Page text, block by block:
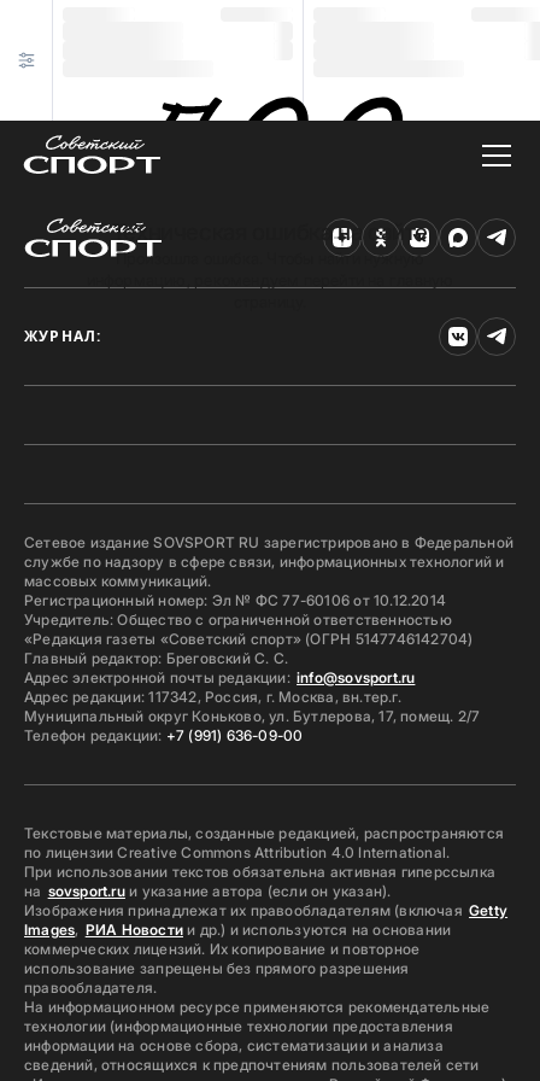
Техническая ошибка на сайте
Произошла ошибка. Чтобы найти нужную
ЖУРНАЛ:
Сетевое издание SOVSPORT RU зарегистрировано в Федеральной
службе по надзору в сфере связи, информационных технологий и
массовых коммуникаций.
Регистрационный номер: Эл № ФС 77-60106 от 10.12.2014
Учредитель: Общество с ограниченной ответственностью
«Редакция газеты «Советский спорт» (ОГРН 5147746142704)
Главный редактор: Бреговский С. С.
Адрес электронной почты редакции: info@sovsport.ru
Адрес редакции: 117342, Россия, г. Москва, вн.тер.г.
Муниципальный округ Коньково, ул. Бутлерова, 17, помещ. 2/7
Телефон редакции: +7 (991) 636-09-00
Текстовые материалы, созданные редакцией, распространяются
по лицензии Creative Commons Attribution 4.0 International.
При использовании текстов обязательна активная гиперссылка
на sovsport.ruи указание автора (если он указан).
Изображения принадлежат их правообладателям (включая Getty
Images, РИА Новостии др.) и используются на основании
коммерческих лицензий. Их копирование и повторное
использование запрещены без прямого разрешения
правообладателя.
На информационном ресурсе применяются рекомендательные
технологии (информационные технологии предоставления
информации на основе сбора, систематизации и анализа
сведений, относящихся к предпочтениям пользователей сети